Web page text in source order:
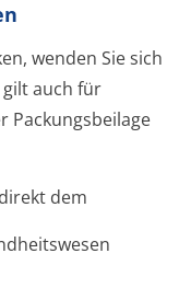
wenden Sie sich
auch für
Packungsbeilage
dem